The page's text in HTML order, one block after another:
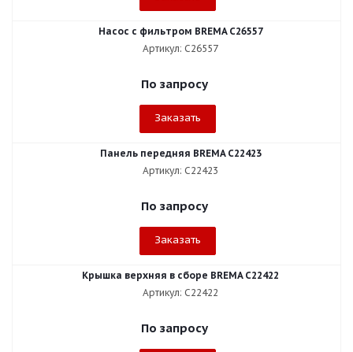
Насос с фильтром BREMA C26557
Артикул: C26557
По запросу
Заказать
Панель передняя BREMA C22423
Артикул: C22423
По запросу
Заказать
Крышка верхняя в сборе BREMA C22422
Артикул: C22422
По запросу